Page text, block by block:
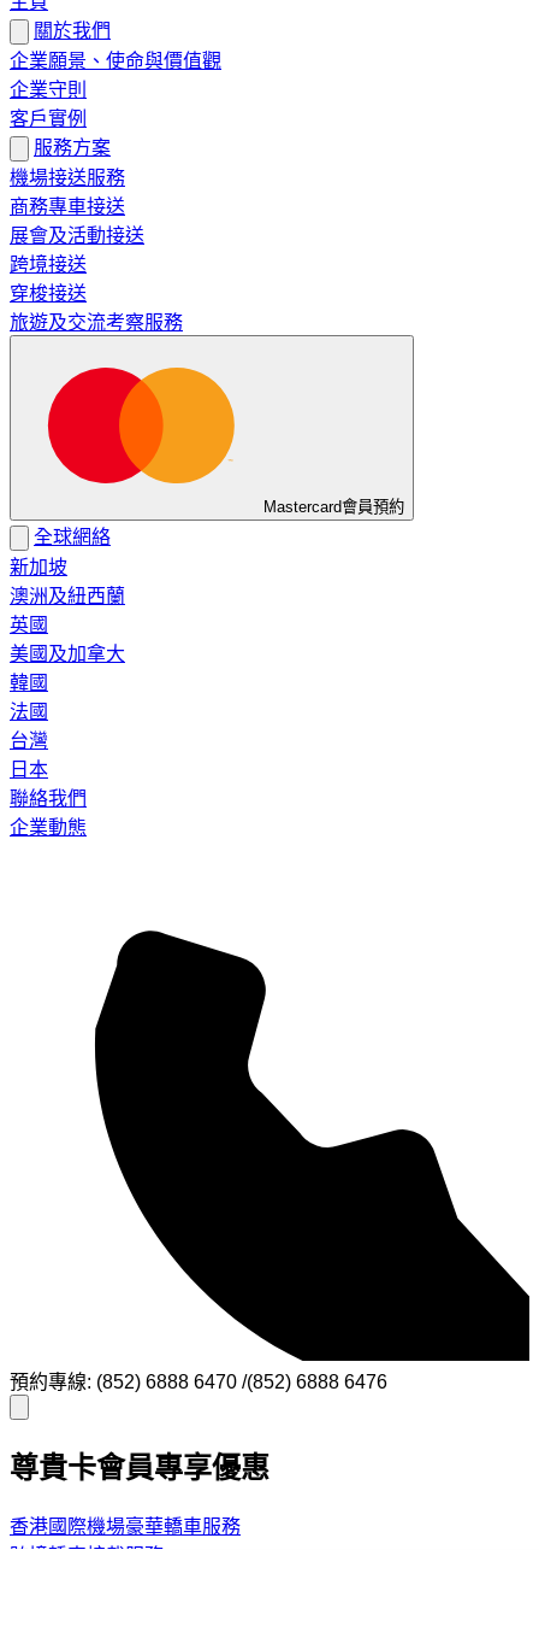
關於我們
企業願景、使命與價值觀
企業守則
客戶實例
服務方案
機場接送服務
商務專車接送
展會及活動接送
跨境接送
穿梭接送
旅遊及交流考察服務
Mastercard會員預約
全球網絡
新加坡
澳洲及紐西蘭
英國
美國及加拿大
韓國
法國
台灣
日本
聯絡我們
企業動態
預約專線: (852) 6888 6470 /(852) 6888 6476
尊貴卡會員專享優惠
香港國際機場豪華轎車服務
跨境轎車接載服務